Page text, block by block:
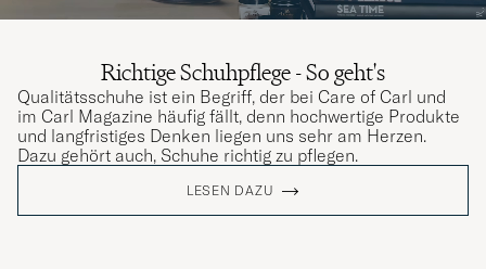
Richtige Schuhpflege - So geht's
Qualitätsschuhe ist ein Begriff, der bei Care of Carl und
im Carl Magazine häufig fällt, denn hochwertige Produkte
und langfristiges Denken liegen uns sehr am Herzen.
Dazu gehört auch, Schuhe richtig zu pflegen.
LESEN DAZU